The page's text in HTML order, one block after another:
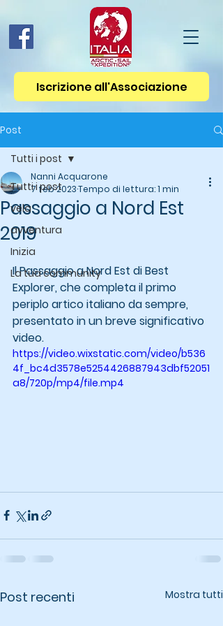
Iscrizione all'Associazione
Post
Tutti i post
vela
avventura
Inizia
La tua community
Tutti i post
Passaggio a Nord Est
2019
Nanni Acquarone
7 feb 2023Tempo di lettura: 1 min
Il Passaggio a Nord Est di Best
Explorer, che completa il primo
periplo artico italiano da sempre,
presentato in un breve significativo
video.
https://video.wixstatic.com/video/b536
4f_bc4d3578e5254426887943dbf52051
a8/720p/mp4/file.mp4
Post recenti Mostra tutti